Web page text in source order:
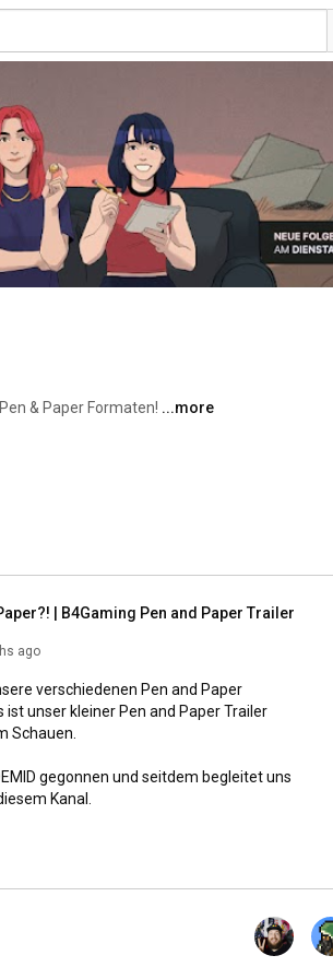
& Paper Formaten! ...more
| B4Gaming Pen and Paper Trailer
ago
verschiedenen Pen and Paper
ist unser kleiner Pen and Paper Trailer
Schauen.
gegonnen und seitdem begleitet uns
Kanal.